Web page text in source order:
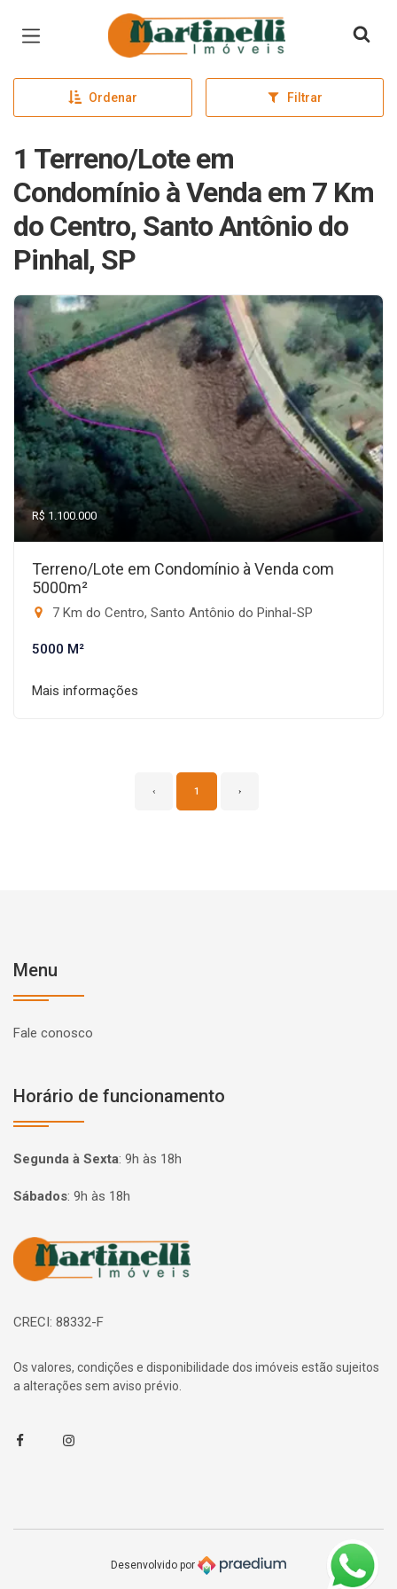
Página inicial
Ordenar Filtrar
1 Terreno/Lote em
Condomínio à Venda em 7 Km
do Centro, Santo Antônio do
Pinhal, SP
R$ 1.100.000
Terreno/Lote em Condomínio à Venda com
5000m²
7 Km do Centro, Santo Antônio do Pinhal-SP
5000 M²
Mais informações
‹ 1 ›
Menu
Fale conosco
Horário de funcionamento
Segunda à Sexta: 9h às 18h
Sábados: 9h às 18h
Página inicial
CRECI: 88332-F
Os valores, condições e disponibilidade dos imóveis estão sujeitos
a alterações sem aviso prévio.
FacebookInstagram
Desenvolvido por